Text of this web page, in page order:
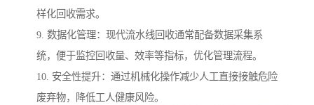
样化回收需求。
9. 数据化管理：现代流水线回收通常配备数据采集系
统，便于监控回收量、效率等指标，优化管理流程。
10. 安全性提升：通过机械化操作减少人工直接接触危险
废弃物，降低工人健康风险。